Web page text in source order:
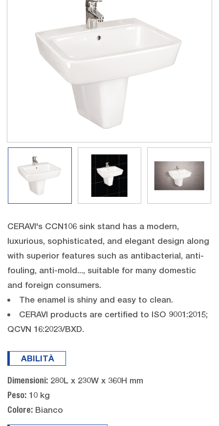
CERAVI's CCN106 sink stand has a modern,
luxurious, sophisticated, and elegant design along
with superior features such as antibacterial, anti-
fouling, anti-mold..., suitable for many domestic
and foreign consumers.
The enamel is shiny and easy to clean.
CERAVI products are certified to ISO 9001:2015;
QCVN 16:2023/BXD.
ABILITÀ
Dimensioni: 280L x 230W x 360H mm
Peso: 10 kg
Colore: Bianco